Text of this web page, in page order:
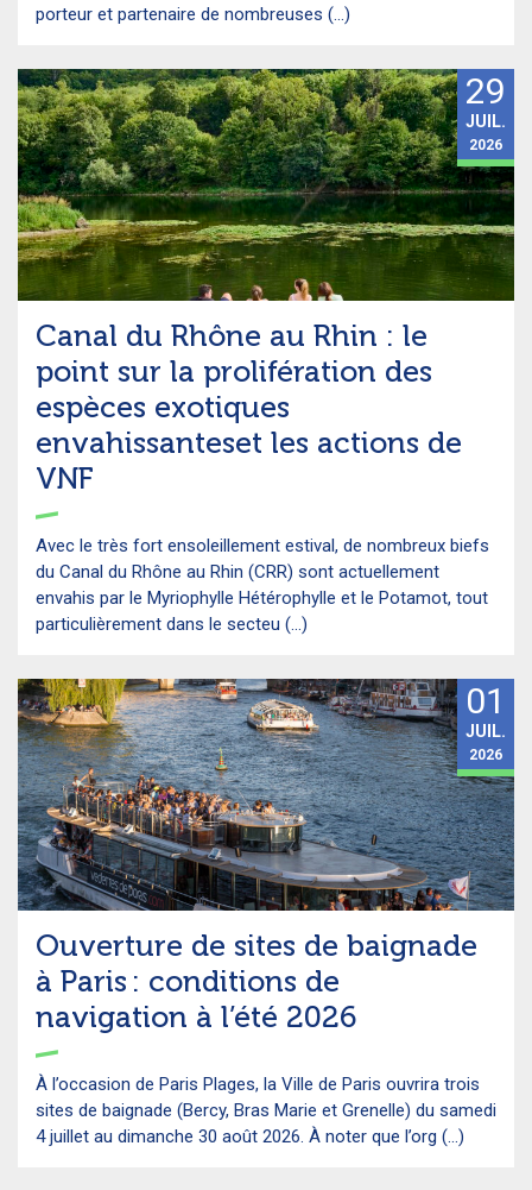
porteur et partenaire de nombreuses (...)
Canal du Rhône au Rhin : le
point sur la prolifération des
espèces exotiques
envahissanteset les actions de
VNF
Avec le très fort ensoleillement estival, de nombreux biefs
du Canal du Rhône au Rhin (CRR) sont actuellement
envahis par le Myriophylle Hétérophylle et le Potamot, tout
particulièrement dans le secteu (...)
29
JUIL.
2026
Ouverture de sites de baignade
à Paris : conditions de
navigation à l’été 2026
À l’occasion de Paris Plages, la Ville de Paris ouvrira trois
sites de baignade (Bercy, Bras Marie et Grenelle) du samedi
4 juillet au dimanche 30 août 2026. À noter que l’org (...)
01
JUIL.
2026